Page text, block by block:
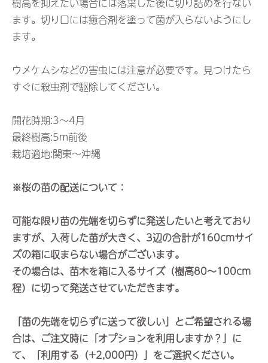
ます。切り口には癒合剤を塗って菌が入らないようにし
ます。
ウメケムシなどの害虫には注意が必要です。見つけたら
すぐに殺虫剤で駆除してください。
開花時期:3～4月
最終樹高:5m前後
栽培適地:関東～沖縄
※桜の苗の配送について：
可能な限り苗の先端を切らずに発送したいと考えており
ますが、入荷した苗が大きく、3辺の合計が160cmサイ
ズの箱に収まらない場合がございます。
その場合は、苗木を箱に入るサイズ（樹高80～100cm
程）に切って発送させていただきます。
「苗の先端を切らずに送って欲しい」とご希望される場
合は、ご注文時に「オプションを利用しますか？」に
て、「利用する（+2,000円）」をご選択ください。